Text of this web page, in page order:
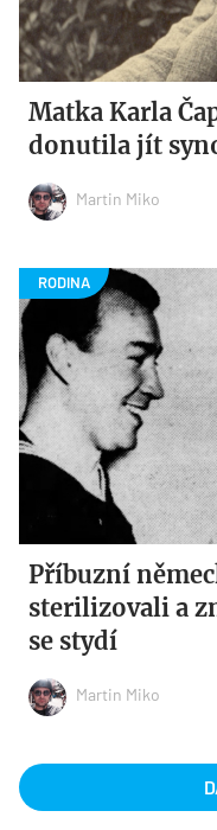
Matka Karla
donutila jít
Martin Miko
Příbuzní
sterilizovali a
se stydí
Martin Miko